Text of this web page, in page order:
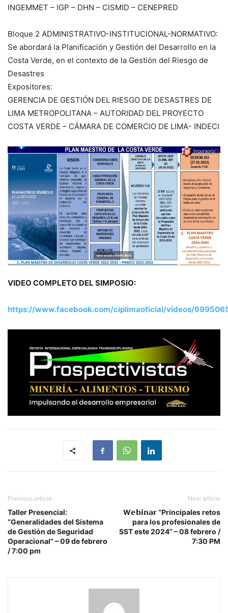
INGEMMET – IGP – DHN – CISMID – CENEPRED
Bloque 2 ADMINISTRATIVO-INSTITUCIONAL-NORMATIVO:
Se abordará la Planificación y Gestión del Desarrollo en la
Costa Verde, en el contexto de la Gestión del Riesgo de
Desastres
Expositores:
GERENCIA DE GESTIÓN DEL RIESGO DE DESASTRES DE
LIMA METROPOLITANA – AUTORIDAD DEL PROYECTO
COSTA VERDE – CÁMARA DE COMERCIO DE LIMA- INDECI
VIDEO COMPLETO DEL SIMPOSIO:
https://www.facebook.com/ciplimaoficial/videos/
Previous article
Taller Presencial:
“Generalidades del Sistema
de Gestión de Seguridad
Operacional” – 09 de febrero
/ 7:00 pm
Next article
W𝗲𝗯𝗶𝗻𝗮𝗿 “Principales retos
para los profesionales de
SST este 2024” – 08 febrero /
7:30 PM